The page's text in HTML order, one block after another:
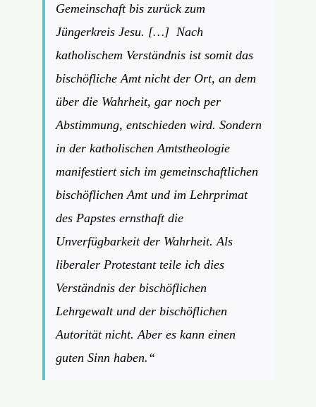
Gemeinschaft bis zurück zum
Jüngerkreis Jesu. […] Nach
katholischem Verständnis ist somit das
bischöfliche Amt nicht der Ort, an dem
über die Wahrheit, gar noch per
Abstimmung, entschieden wird. Sondern
in der katholischen Amtstheologie
manifestiert sich im gemeinschaftlichen
bischöflichen Amt und im Lehrprimat
des Papstes ernsthaft die
Unverfügbarkeit der Wahrheit. Als
liberaler Protestant teile ich dies
Verständnis der bischöflichen
Lehrgewalt und der bischöflichen
Autorität nicht. Aber es kann einen
guten Sinn haben.“